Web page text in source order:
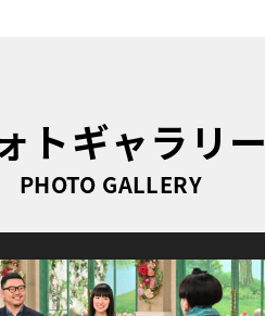
トギャラリー
PHOTO GALLERY